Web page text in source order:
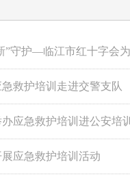
”守护—临江市红十字会
救护培训走进交警支队
应急救护培训进公安培
应急救护培训活动